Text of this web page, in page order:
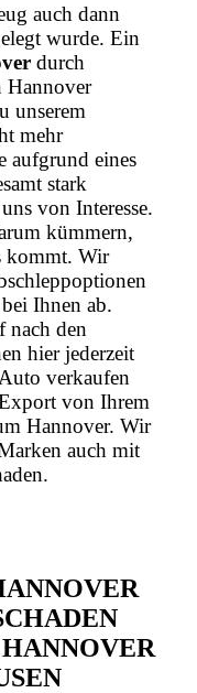
auch dann
wurde. Ein
durch
Hannover
unserem
mehr
aufgrund eines
stark
von Interesse.
kümmern,
kommt. Wir
Ihnen ab.
nach den
hier jederzeit
verkaufen
von Ihrem
Hannover. Wir
auch mit